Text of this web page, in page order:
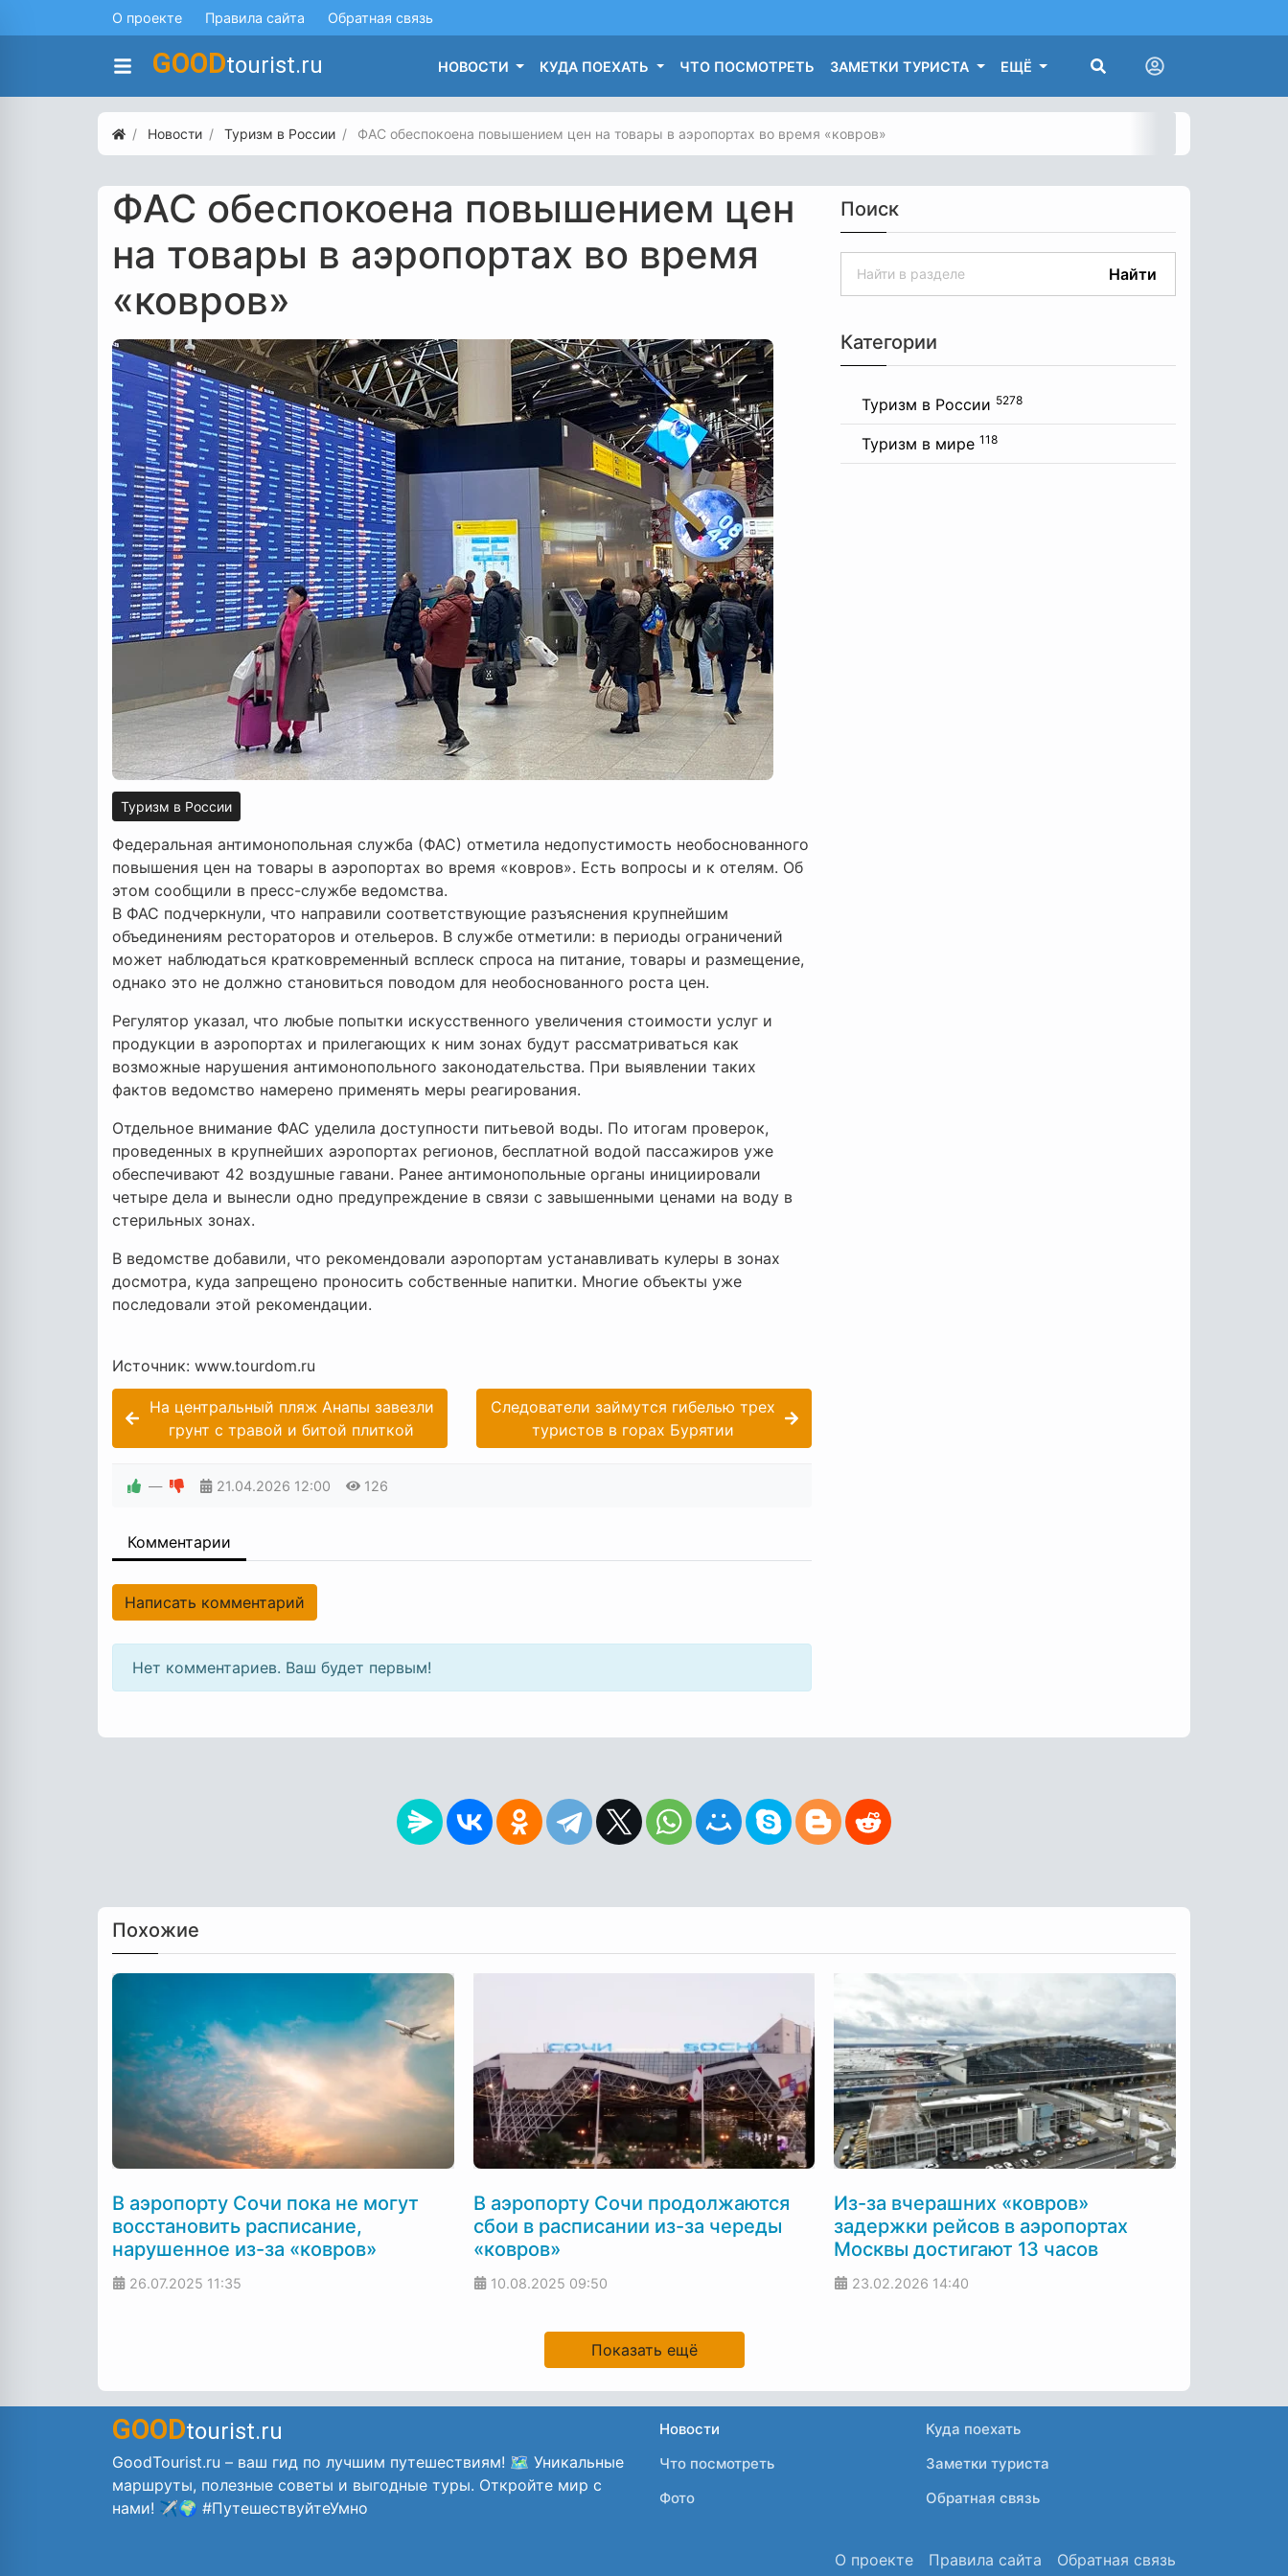
О проекте Правила сайта Обратная связь
GOODtourist.ru НОВОСТИ КУДА ПОЕХАТЬ ЧТО ПОСМОТРЕТЬ ЗАМЕТКИ ТУРИСТА ЕЩЁ
Новости Туризм в России ФАС обеспокоена повышением цен на товары в аэропортах во время «ковров»
ФАС обеспокоена повышением цен
на товары в аэропортах во время
«ковров»
Туризм в России
Федеральная антимонопольная служба (ФАС) отметила недопустимость необоснованного
повышения цен на товары в аэропортах во время «ковров». Есть вопросы и к отелям. Об
этом сообщили в пресс-службе ведомства.
В ФАС подчеркнули, что направили соответствующие разъяснения крупнейшим
объединениям рестораторов и отельеров. В службе отметили: в периоды ограничений
может наблюдаться кратковременный всплеск спроса на питание, товары и размещение,
однако это не должно становиться поводом для необоснованного роста цен.
Регулятор указал, что любые попытки искусственного увеличения стоимости услуг и
продукции в аэропортах и прилегающих к ним зонах будут рассматриваться как
возможные нарушения антимонопольного законодательства. При выявлении таких
фактов ведомство намерено применять меры реагирования.
Отдельное внимание ФАС уделила доступности питьевой воды. По итогам проверок,
проведенных в крупнейших аэропортах регионов, бесплатной водой пассажиров уже
обеспечивают 42 воздушные гавани. Ранее антимонопольные органы инициировали
четыре дела и вынесли одно предупреждение в связи с завышенными ценами на воду в
стерильных зонах.
В ведомстве добавили, что рекомендовали аэропортам устанавливать кулеры в зонах
досмотра, куда запрещено проносить собственные напитки. Многие объекты уже
последовали этой рекомендации.
Источник: www.tourdom.ru
На центральный пляж Анапы завезли
грунт с травой и битой плиткой
Следователи займутся гибелью трех
туристов в горах Бурятии
— 21.04.2026 12:00 126
Комментарии
Написать комментарий
Нет комментариев. Ваш будет первым!
Поиск
Найти
Категории
Туризм в России 5278
Туризм в мире 118
Похожие
В аэропорту Сочи пока не могут
восстановить расписание,
нарушенное из-за «ковров»
26.07.2025 11:35
В аэропорту Сочи продолжаются
сбои в расписании из-за череды
«ковров»
10.08.2025 09:50
Из-за вчерашних «ковров»
задержки рейсов в аэропортах
Москвы достигают 13 часов
23.02.2026 14:40
Показать ещё
GOODtourist.ru
GoodTourist.ru – ваш гид по лучшим путешествиям! 🗺️ Уникальные
маршруты, полезные советы и выгодные туры. Откройте мир с
нами! ✈️🌍 #ПутешествуйтеУмно
Новости
Куда поехать
Что посмотреть
Заметки туриста
Фото
Обратная связь
О проекте Правила сайта Обратная связь